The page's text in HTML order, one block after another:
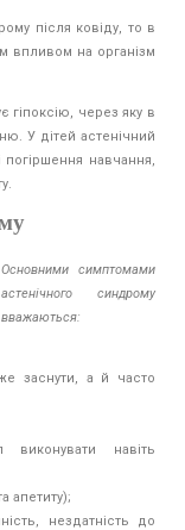
після ковіду, то в
впливом на організм
гіпоксію, через яку в
У дітей астенічний
навчання,
Основними симптомами
астенічного синдрому
вважаються:
заснути, а й часто
виконувати навіть
апетиту);
нездатність до